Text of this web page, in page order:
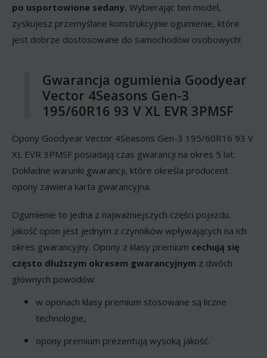
po usportowione sedany. Wybierając ten model,
zyskujesz przemyślane konstrukcyjnie ogumienie, które
jest dobrze dostosowane do samochodów osobowych!
Gwarancja ogumienia Goodyear
Vector 4Seasons Gen-3
195/60R16 93 V XL EVR 3PMSF
Opony Goodyear Vector 4Seasons Gen-3 195/60R16 93 V
XL EVR 3PMSF posiadają czas gwarancji na okres 5 lat.
Dokładne warunki gwarancji, które określa producent
opony zawiera karta gwarancyjna.
Ogumienie to jedna z najważniejszych części pojazdu.
Jakość opon jest jednym z czynników wpływających na ich
okres gwarancyjny. Opony z klasy premium cechują się
często dłuższym okresem gwarancyjnym z dwóch
głównych powodów:
w oponach klasy premium stosowane są liczne
technologie,
opony premium prezentują wysoką jakość.